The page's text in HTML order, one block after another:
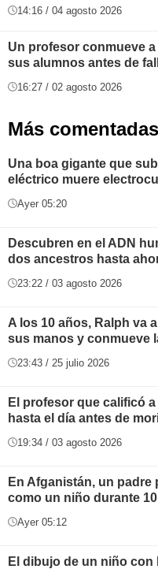
14:16 / 04 agosto 2026
Un profesor conmueve
sus alumnos antes de
16:27 / 02 agosto 2026
Más comentadas
Una boa gigante que
eléctrico muere
Ayer 05:20
Descubren en el ADN
dos ancestros hasta
23:22 / 03 agosto 2026
A los 10 años, Ralph va
sus manos y conmueve
23:43 / 25 julio 2026
El profesor que calificó
hasta el día antes de
19:34 / 03 agosto 2026
En Afganistán, un padre
como un niño durante
Ayer 05:12
El dibujo de un niño